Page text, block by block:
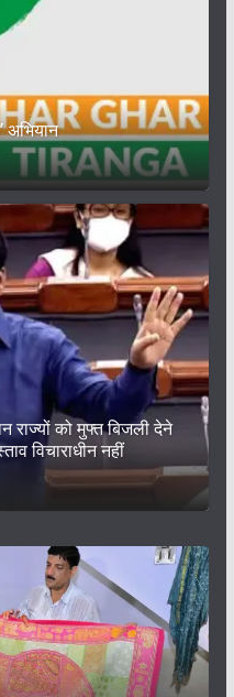
अभियान
राज्यों को मुफ्त बिजली देने
विचाराधीन नहीं